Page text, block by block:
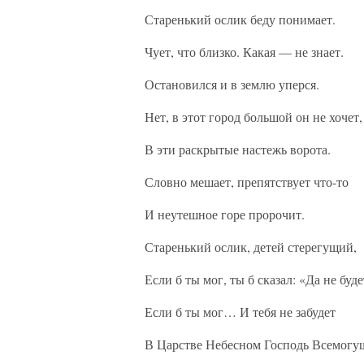
Старенький ослик беду понимает.
Чует, что близко. Какая — не знает.
Остановился и в землю уперся.
Нет, в этот город большой он не хочет,
В эти раскрытые настежь ворота.
Словно мешает, препятствует что-то
И неутешное горе пророчит.
Старенький ослик, детей стерегущий,
Если б ты мог, ты б сказал: «Да не
Если б ты мог… И тебя не забудет
В Царстве Небесном Господь